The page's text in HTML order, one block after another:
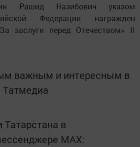
Рашид Назибович указом
Федерации награжден
заслуги перед Отечеством» II
важным и интересным в
Татмедиа
Татарстана в
MАХ: